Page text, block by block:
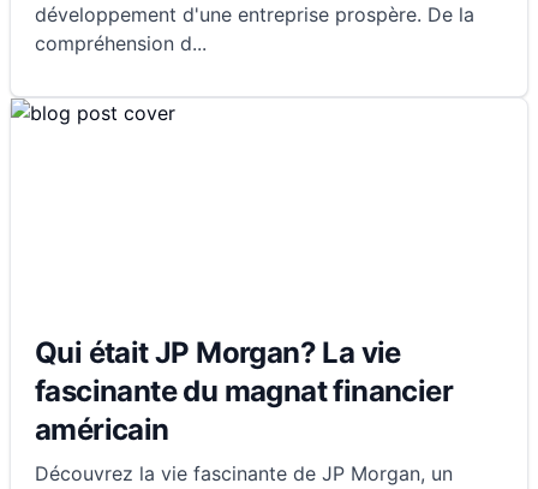
développement d'une entreprise prospère. De la
compréhension d...
Qui était JP Morgan? La vie
fascinante du magnat financier
américain
Découvrez la vie fascinante de JP Morgan, un